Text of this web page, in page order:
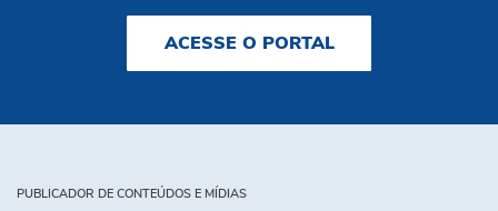
ACESSE O PORTAL
PUBLICADOR DE CONTEÚDOS E MÍDIAS